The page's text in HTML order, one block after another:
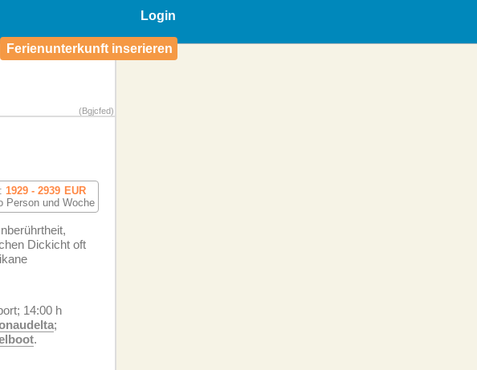
Login
Ferienunterkunft inserieren
(Bgjcfed)
1929 - 2939 EUR
Person und Woche
Dickicht oft
14:00 h
;
.